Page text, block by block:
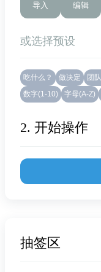
导入 编辑
或选择预设
吃什么？ 做决定 团
数字(1-10)
字母(A-Z)
2. 开始操作
抽签区